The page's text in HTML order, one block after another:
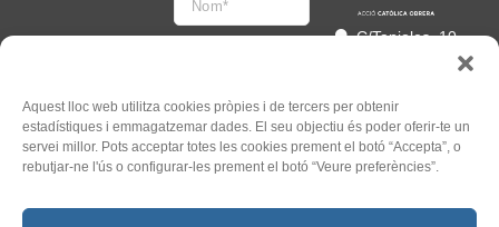
Aquest lloc web utilitza cookies pròpies i de tercers per obtenir
estadístiques i emmagatzemar dades. El seu objectiu és poder oferir-te un
servei millor. Pots acceptar totes les cookies prement el botó “Accepta”, o
rebutjar-ne l'ús o configurar-les prement el botó “Veure preferències”.
Accepto
l'Informació legal
C/Tapioles, 10
93 505 86 86
hola@acocat.org